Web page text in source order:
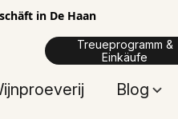
in De Haan
Treueprogramm &
Einkäufe
Blog